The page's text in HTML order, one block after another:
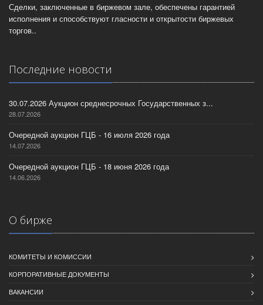
Сделки, заключенные в биржевом зале, обеспечены гарантией
исполнения и способствуют гласности и открытости биржевых
торгов..
Последние новости
30.07.2026 Аукцион среднесрочных Государственных з...
28.07.2026
Очередной аукцион ГЦБ - 16 июля 2026 года
14.07.2026
Очередной аукцион ГЦБ - 18 июня 2026 года
14.06.2026
О бирже
КОМИТЕТЫ И КОМИССИИ
КОРПОРАТИВНЫЕ ДОКУМЕНТЫ
ВАКАНСИИ